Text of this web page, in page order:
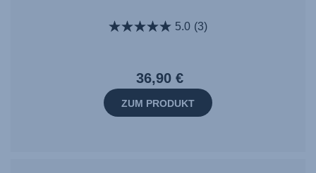
5.0 (3)
36,90 €
ZUM PRODUKT